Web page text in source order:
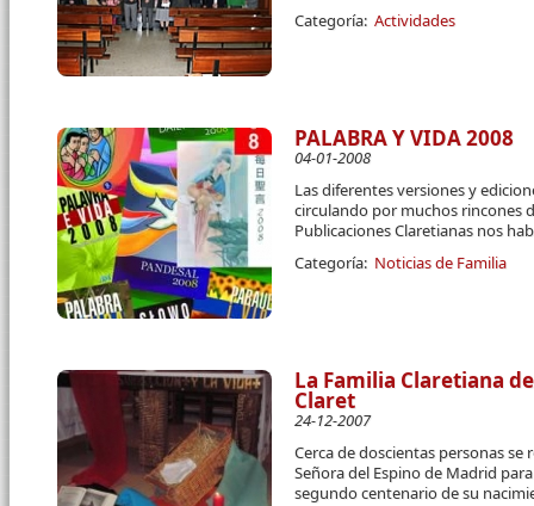
Categoría: Actividades
PALABRA Y VIDA 2008
04-01-2008
Las diferentes versiones y
circulando por muchos rincones
Publicaciones Claretianas nos
Categoría: Noticias de Familia
La Familia Claretiana
Claret
24-12-2007
Cerca de doscientas personas
Señora del Espino de Madrid
segundo centenario de su